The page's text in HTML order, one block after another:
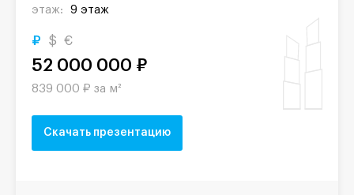
этаж:
9 этаж
₽ $ €
52 000 000 ₽
839 000 ₽ за м²
Скачать презентацию